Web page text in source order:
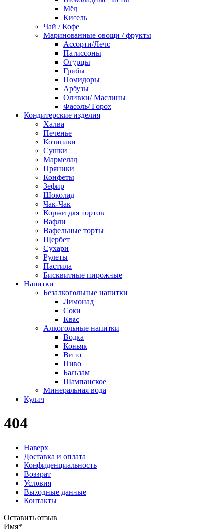
Мёд
Кисель
Чай / Кофе
Маринованные овощи / фрукты
Ассорти/Лечо
Патиссоны
Огурцы
Грибы
Помидоры
Арбузы
Оливки/ Маслины
Фасоль/ Горох
Кондитерские изделия
Халва
Печенье
Козинаки
Сушки
Мармелад
Пряники
Конфеты
Зефир
Шоколад
Чак-Чак
Коржи для тортов
Вафли
Вафельные торты
Щербет
Сухари
Рулеты
Пастила
Бисквитные пирожные
Напитки
Безалкогольные напитки
Лимонад
Соки
Квас
Алкогольные напитки
Водка
Коньяк
Вино
Пиво
Бальзам
Шампанское
Минеральная вода
Кулич
404
Наверх
Доставка и оплата
Конфиденциальность
Возврат
Условия
Выходные данные
Контакты
Оставить отзыв
Имя*